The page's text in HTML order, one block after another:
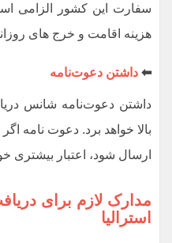
سفارت این کشور الزامی
هزینه اقامت و خرج های
⬅داشتن دعوت‌نامه
داشتن دعوت‌نامه شانس
بالا خواهد برد. دعوت نامه
ارسال شود، اعتبار بیشتری
مدارک لازم برای
استرالیا